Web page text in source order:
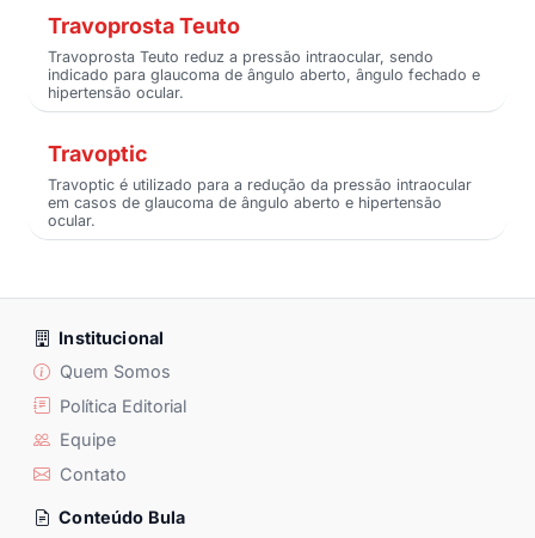
Travoprosta Teuto
Travoprosta Teuto reduz a pressão intraocular, sendo
indicado para glaucoma de ângulo aberto, ângulo fechado e
hipertensão ocular.
Travoptic
Travoptic é utilizado para a redução da pressão intraocular
em casos de glaucoma de ângulo aberto e hipertensão
ocular.
Institucional
Quem Somos
Política Editorial
Equipe
Contato
Conteúdo Bula